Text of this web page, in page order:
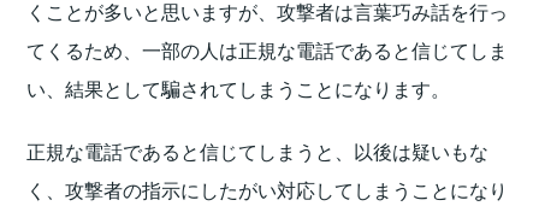
くことが多いと思いますが、攻撃者は言葉巧み話を行っ
てくるため、一部の人は正規な電話であると信じてしま
い、結果として騙されてしまうことになります。
正規な電話であると信じてしまうと、以後は疑いもな
く、攻撃者の指示にしたがい対応してしまうことになり